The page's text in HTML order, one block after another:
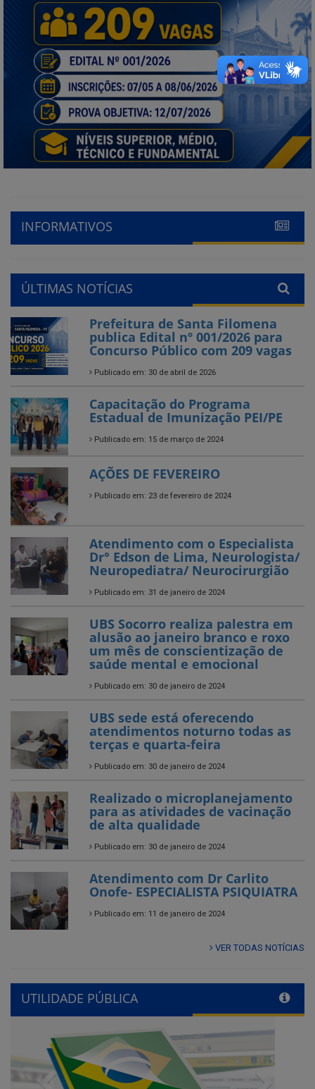
INFORMATIVOS
ÚLTIMAS NOTÍCIAS
Prefeitura de Santa Filomena
publica Edital nº 001/2026 para
Concurso Público com 209 vagas
Publicado em: 30 de abril de 2026
Capacitação do Programa
Estadual de Imunização PEI/PE
Publicado em: 15 de março de 2024
AÇÕES DE FEVEREIRO
Publicado em: 23 de fevereiro de 2024
Atendimento com o Especialista
Dr° Edson de Lima, Neurologista/
Neuropediatra/ Neurocirurgião
Publicado em: 31 de janeiro de 2024
UBS Socorro realiza palestra em
alusão ao janeiro branco e roxo
um mês de conscientização de
saúde mental e emocional
Publicado em: 30 de janeiro de 2024
UBS sede está oferecendo
atendimentos noturno todas as
terças e quarta-feira
Publicado em: 30 de janeiro de 2024
Realizado o microplanejamento
para as atividades de vacinação
de alta qualidade
Publicado em: 30 de janeiro de 2024
Atendimento com Dr Carlito
Onofe- ESPECIALISTA PSIQUIATRA
Publicado em: 11 de janeiro de 2024
VER TODAS NOTÍCIAS
UTILIDADE PÚBLICA
Previous